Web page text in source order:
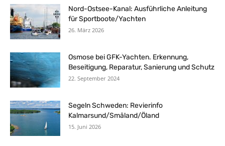
Nord-Ostsee-Kanal: Ausführliche Anleitung
für Sportboote/Yachten
26. März 2026
Osmose bei GFK-Yachten. Erkennung,
Beseitigung, Reparatur, Sanierung und Schutz
22. September 2024
Segeln Schweden: Revierinfo
Kalmarsund/Småland/Öland
15. Juni 2026